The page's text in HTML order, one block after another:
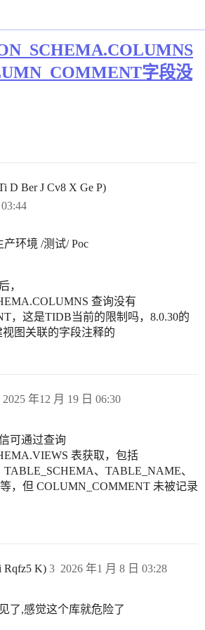
字段没
D Ber J Cv8 X Ge P)
产环境 /测试/ Poc
，
查询没有
，这是TIDB当前的限制吗，8.0.30的
图关联的字段注释的
2025 年12 月 19 日 06:30
可通过查询
表获取，包括
、TABLE_NAME、
，但 COLUMN_COMMENT 未被记录
Rqfz5 K) 2026 年1 月 8 日 03:28
3
了,感觉这个库就危险了